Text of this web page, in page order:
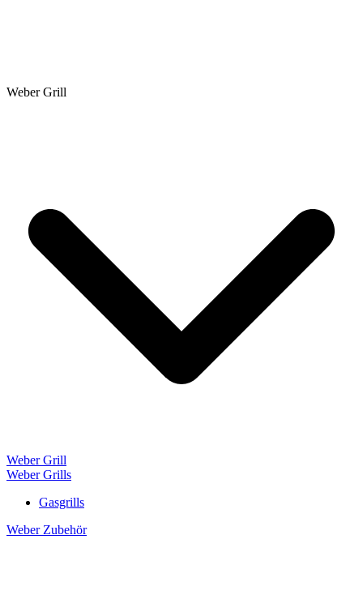
Weber Grill
Weber Grill
Weber Grills
Gasgrills
Weber Zubehör